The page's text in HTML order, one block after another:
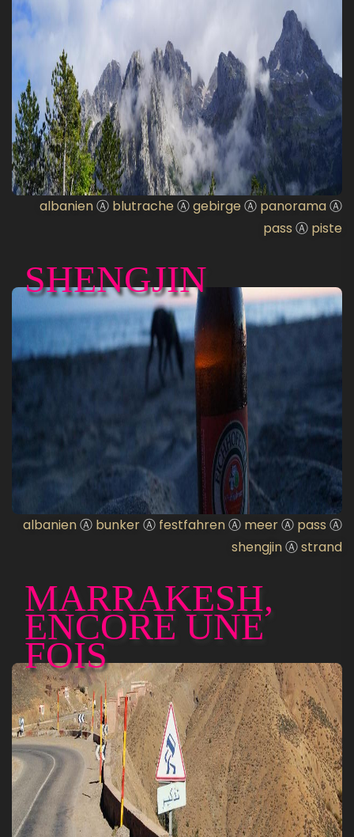
albanienⒶ blutrache Ⓐgebirge Ⓐ panoramaⒶ
pass Ⓐ piste
SHENGJIN
albanienⒶ bunkerⒶ festfahrenⒶ meerⒶ pass Ⓐ
shengjinⒶstrand
MARRAKESH,
ENCORE UNE
FOIS